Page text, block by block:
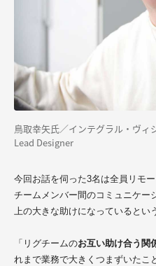
鳥取幸矢氏／インテグラル・ヴィ
Lead Designer
今回お話を伺った3名は全員リモ
チームメンバー間のコミュニケー
上の大きな助けになっているとい
「リグチームのお互い助け合う関
れまで業務で大きくつまずいたこ